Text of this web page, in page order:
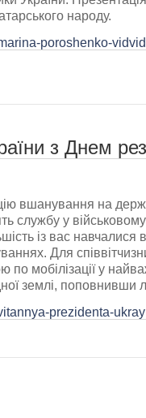
народу.
poroshenko-
з Днем
вшанування на
службу у
із вас навчалися
Для
по мобілізації у
землі, поповнивши
prezidenta-